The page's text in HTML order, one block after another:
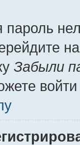
пароль
Забыли